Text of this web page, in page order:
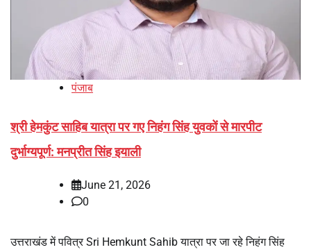
पंजाब
श्री हेमकुंट साहिब यात्रा पर गए निहंग सिंह युवकों से मारपीट
दुर्भाग्यपूर्ण: मनप्रीत सिंह इयाली
June 21, 2026
0
उत्तराखंड में पवित्र Sri Hemkunt Sahib यात्रा पर जा रहे निहंग सिंह